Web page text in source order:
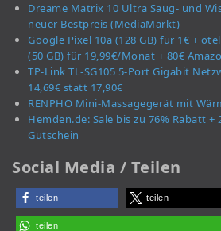
Dreame Matrix 10 Ultra Saug- und
neuer Bestpreis (MediaMarkt)
Google Pixel 10a (128 GB) für 1€ +
(50 GB) für 19,99€/Monat + 80€
TP-Link TL-SG105 5-Port Gigabit
14,69€ statt 17,90€
RENPHO Mini-Massagegerät mit
Hemden.de: Sale bis zu 76% Rabatt +
Gutschein
Social Media / Teilen
teilen teilen
teilen